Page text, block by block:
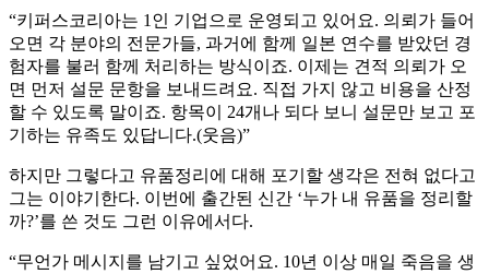
“키퍼스코리아는 1인 기업으로 운영되고 있어요. 의뢰가 들어
오면 각 분야의 전문가들, 과거에 함께 일본 연수를 받았던 경
험자를 불러 함께 처리하는 방식이죠. 이제는 견적 의뢰가 오
면 먼저 설문 문항을 보내드려요. 직접 가지 않고 비용을 산정
할 수 있도록 말이죠. 항목이 24개나 되다 보니 설문만 보고 포
기하는 유족도 있답니다.(웃음)”
하지만 그렇다고 유품정리에 대해 포기할 생각은 전혀 없다고
그는 이야기한다. 이번에 출간된 신간 ‘누가 내 유품을 정리할
까?’를 쓴 것도 그런 이유에서다.
“무언가 메시지를 남기고 싶었어요. 10년 이상 매일 죽음을 생